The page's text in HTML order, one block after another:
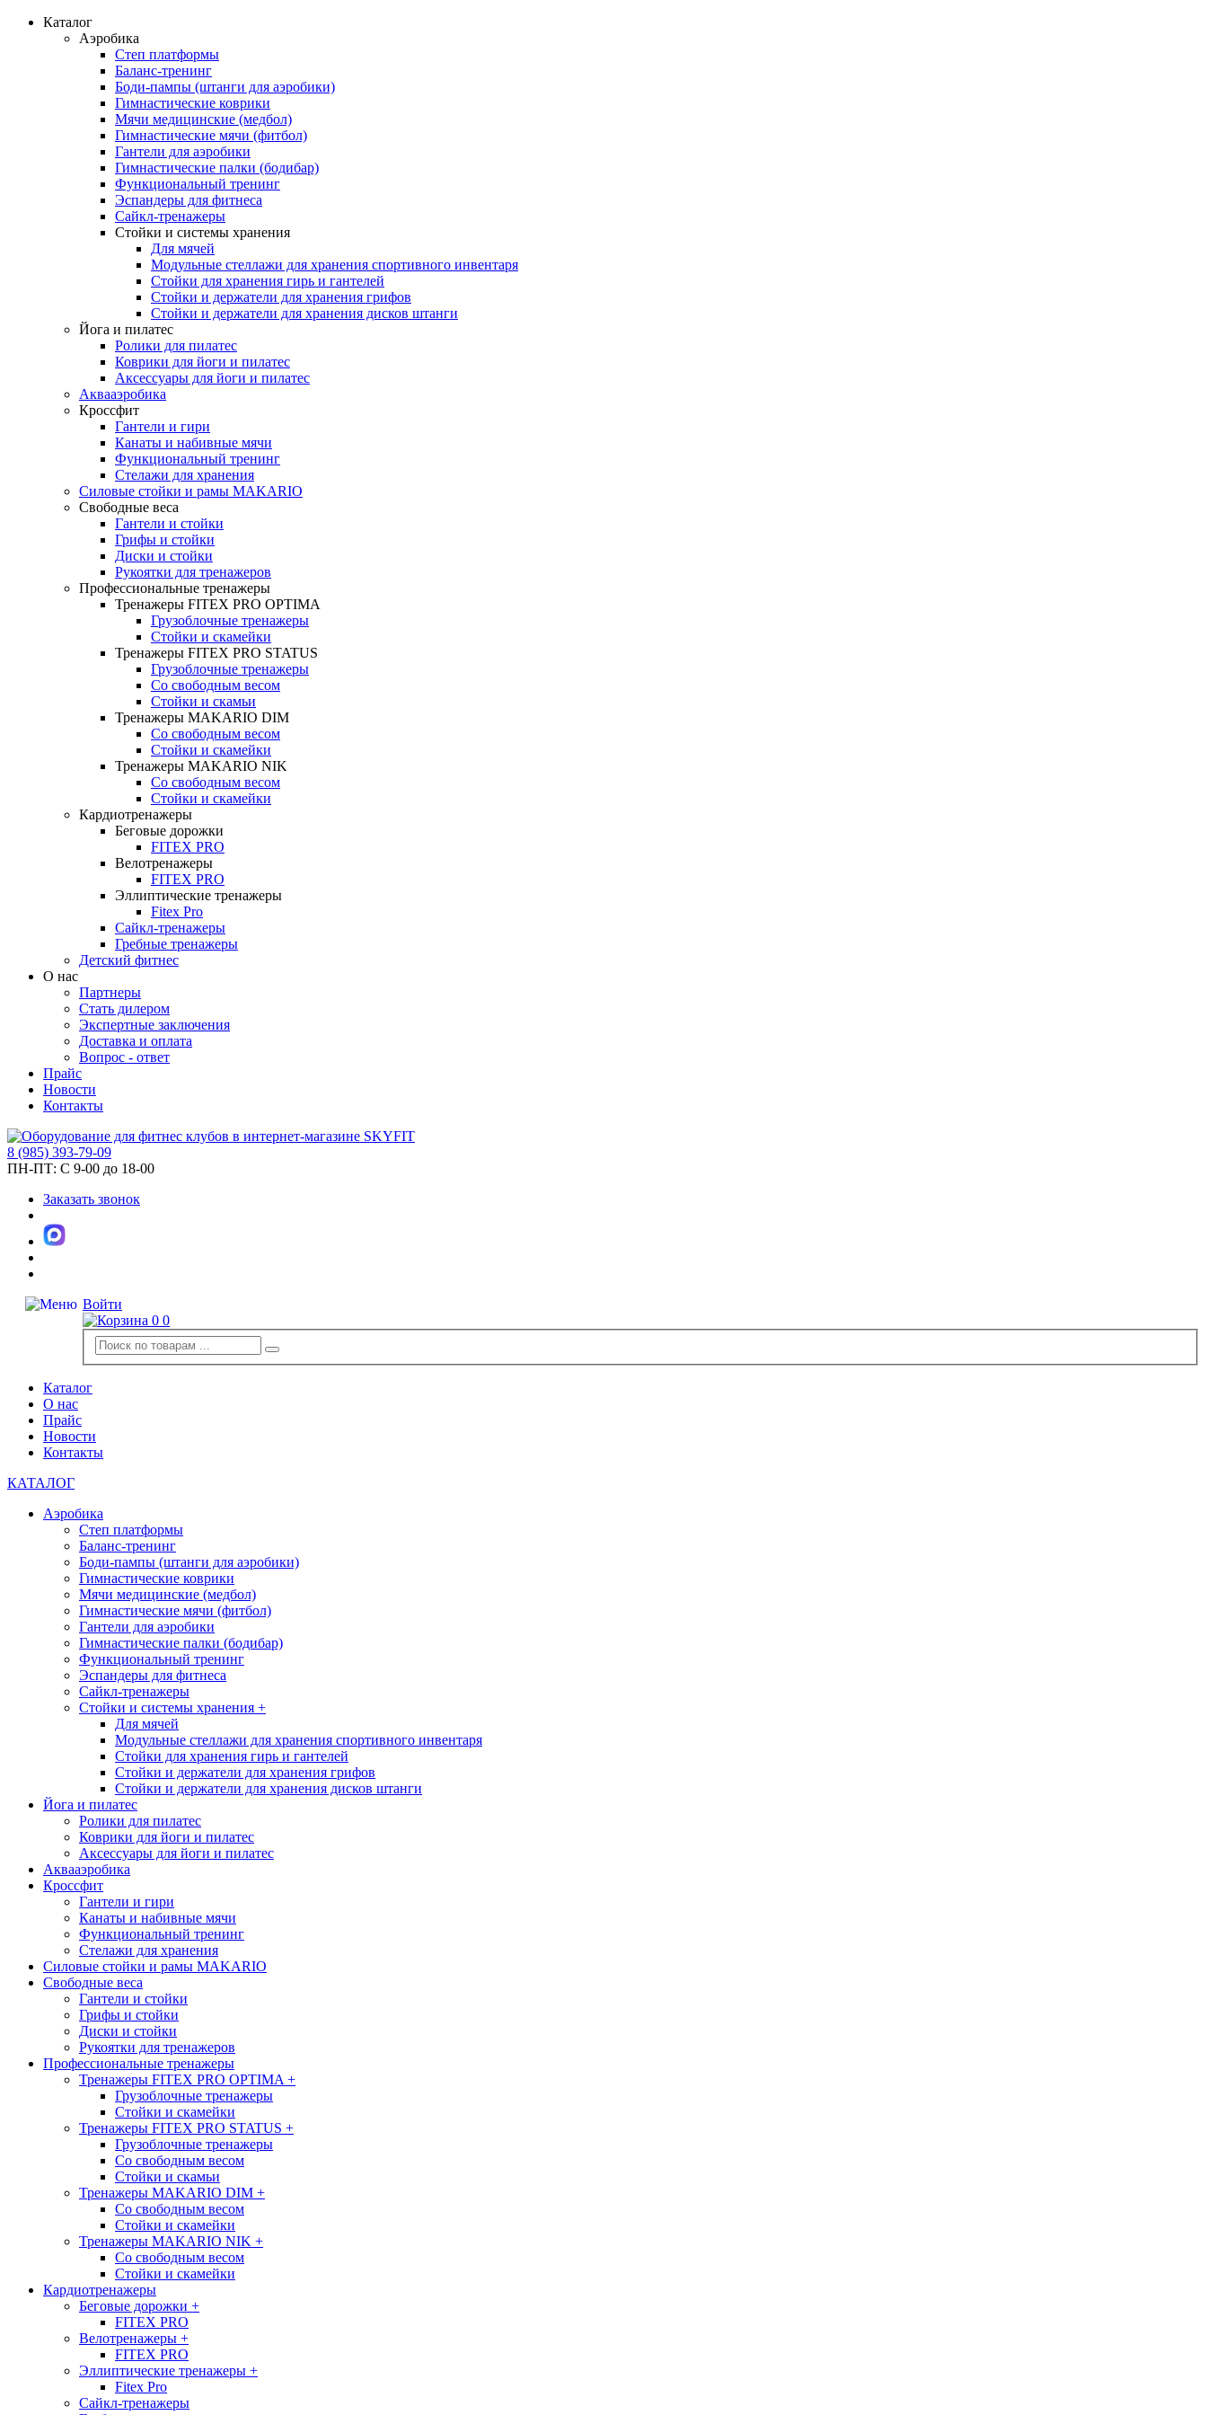
Каталог
Аэробика
Степ платформы
Баланс-тренинг
Боди-пампы (штанги для аэробики)
Гимнастические коврики
Мячи медицинские (медбол)
Гимнастические мячи (фитбол)
Гантели для аэробики
Гимнастические палки (бодибар)
Функциональный тренинг
Эспандеры для фитнеса
Сайкл-тренажеры
Стойки и системы хранения
Для мячей
Модульные стеллажи для хранения спортивного инвентаря
Стойки для хранения гирь и гантелей
Стойки и держатели для хранения грифов
Стойки и держатели для хранения дисков штанги
Йога и пилатес
Ролики для пилатес
Коврики для йоги и пилатес
Аксессуары для йоги и пилатес
Аквааэробика
Кроссфит
Гантели и гири
Канаты и набивные мячи
Функциональный тренинг
Стелажи для хранения
Силовые стойки и рамы MAKARIO
Свободные веса
Гантели и стойки
Грифы и стойки
Диски и стойки
Рукоятки для тренажеров
Профессиональные тренажеры
Тренажеры FITEX PRO OPTIMA
Грузоблочные тренажеры
Стойки и скамейки
Тренажеры FITEX PRO STATUS
Грузоблочные тренажеры
Со свободным весом
Стойки и скамьи
Тренажеры MAKARIO DIM
Со свободным весом
Стойки и скамейки
Тренажеры MAKARIO NIK
Со свободным весом
Стойки и скамейки
Кардиотренажеры
Беговые дорожки
FITEX PRO
Велотренажеры
FITEX PRO
Эллиптические тренажеры
Fitex Pro
Сайкл-тренажеры
Гребные тренажеры
Детский фитнес
О нас
Партнеры
Стать дилером
Экспертные заключения
Доставка и оплата
Вопрос - ответ
Прайс
Новости
Контакты
8 (985) 393-79-09
ПН-ПТ: С 9-00 до 18-00
Заказать звонок
Войти
0 0
Каталог
О нас
Прайс
Новости
Контакты
КАТАЛОГ
Аэробика
Степ платформы
Баланс-тренинг
Боди-пампы (штанги для аэробики)
Гимнастические коврики
Мячи медицинские (медбол)
Гимнастические мячи (фитбол)
Гантели для аэробики
Гимнастические палки (бодибар)
Функциональный тренинг
Эспандеры для фитнеса
Сайкл-тренажеры
Стойки и системы хранения +
Для мячей
Модульные стеллажи для хранения спортивного инвентаря
Стойки для хранения гирь и гантелей
Стойки и держатели для хранения грифов
Стойки и держатели для хранения дисков штанги
Йога и пилатес
Ролики для пилатес
Коврики для йоги и пилатес
Аксессуары для йоги и пилатес
Аквааэробика
Кроссфит
Гантели и гири
Канаты и набивные мячи
Функциональный тренинг
Стелажи для хранения
Силовые стойки и рамы MAKARIO
Свободные веса
Гантели и стойки
Грифы и стойки
Диски и стойки
Рукоятки для тренажеров
Профессиональные тренажеры
Тренажеры FITEX PRO OPTIMA +
Грузоблочные тренажеры
Стойки и скамейки
Тренажеры FITEX PRO STATUS +
Грузоблочные тренажеры
Со свободным весом
Стойки и скамьи
Тренажеры MAKARIO DIM +
Со свободным весом
Стойки и скамейки
Тренажеры MAKARIO NIK +
Со свободным весом
Стойки и скамейки
Кардиотренажеры
Беговые дорожки +
FITEX PRO
Велотренажеры +
FITEX PRO
Эллиптические тренажеры +
Fitex Pro
Сайкл-тренажеры